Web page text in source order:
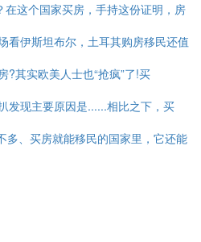
在这个国家买房，手持这份证明，房
看伊斯坦布尔，土耳其购房移民还值
?其实欧美人士也“抢疯”了!买
发现主要原因是......相比之下，买
多、买房就能移民的国家里，它还能